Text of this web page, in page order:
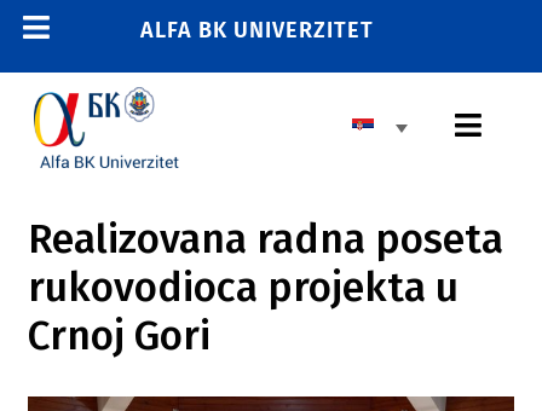
Skip
content
Toggle
Navigation
POČETNA
E-STUDENT
E-ZAPOSLENI
011 2606 380
info@alfa.edu.rs
ALFA BK UNIVERZITET
MASTER STUDIJE
DOKTORSKE STUDIJE
Realizovana radna poseta
rukovodioca projekta u
Crnoj Gori